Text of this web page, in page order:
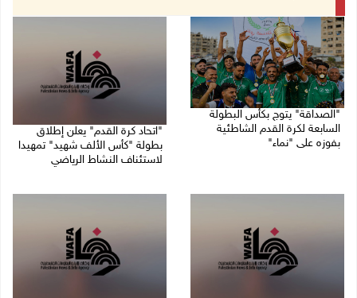
"الصداقة" يتوج بكأس البطولة
السابعة لكرة القدم الشاطئية
بفوزه على "نماء"
"اتحاد كرة القدم" يعلن إطلاق
بطولة "كأس الألف شهيد" تمهيدا
لاستئناف النشاط الرياضي